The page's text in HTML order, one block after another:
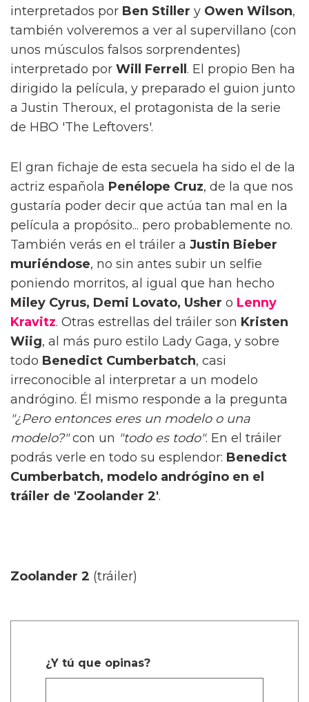
interpretados por Ben Stiller y Owen Wilson,
también volveremos a ver al supervillano (con
unos músculos falsos sorprendentes)
interpretado por Will Ferrell . El propio Ben ha
dirigido la película, y preparado el guion junto
a Justin Theroux, el protagonista de la serie
de HBO 'The Leftovers'.
El gran fichaje de esta secuela ha sido el de la
actriz española Penélope Cruz, de la que nos
gustaría poder decir que actúa tan mal en la
película a propósito... pero probablemente no.
También verás en el tráiler a Justin Bieber
muriéndose, no sin antes subir un selfie
poniendo morritos, al igual que han hecho
Miley Cyrus, Demi Lovato, Usher o Lenny
Kravitz. Otras estrellas del tráiler son Kristen
Wiig, al más puro estilo Lady Gaga, y sobre
todo Benedict Cumberbatch, casi
irreconocible al interpretar a un modelo
andrógino. Él mismo responde a la pregunta
"¿Pero entonces eres un modelo o una
modelo?"con un "todo es todo". En el tráiler
podrás verle en todo su esplendor: Benedict
Cumberbatch, modelo andrógino en el
tráiler de 'Zoolander 2'.
Zoolander 2 (tráiler)
¿Y tú que opinas?